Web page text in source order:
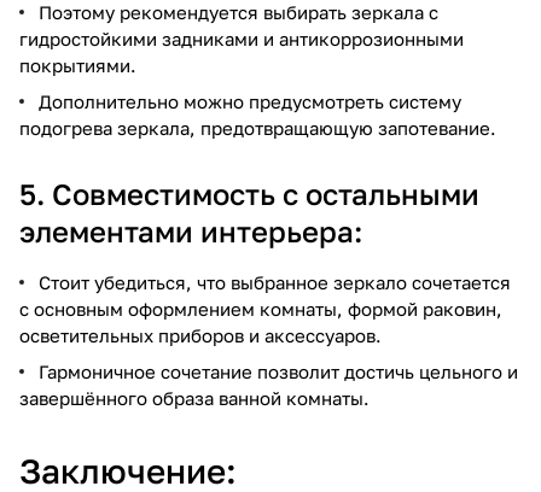
Поэтому рекомендуется выбирать зеркала с
гидростойкими задниками и антикоррозионными
покрытиями.
Дополнительно можно предусмотреть систему
подогрева зеркала, предотвращающую запотевание.
5. Совместимость с остальными
элементами интерьера:
Стоит убедиться, что выбранное зеркало сочетается
с основным оформлением комнаты, формой раковин,
осветительных приборов и аксессуаров.
Гармоничное сочетание позволит достичь цельного и
завершённого образа ванной комнаты.
Заключение: